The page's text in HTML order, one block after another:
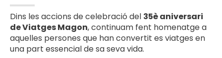
Dins les accions de celebració del 35è aniversari
de Viatges Magon, continuam fent homenatge a
aquelles persones que han convertit es viatges en
una part essencial de sa seva vida.